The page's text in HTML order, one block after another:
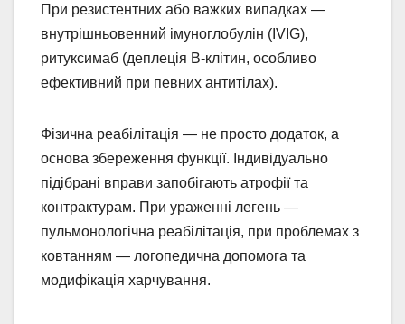
При резистентних або важких випадках —
внутрішньовенний імуноглобулін (IVIG),
ритуксимаб (деплеція B-клітин, особливо
ефективний при певних антитілах).
Фізична реабілітація — не просто додаток, а
основа збереження функції. Індивідуально
підібрані вправи запобігають атрофії та
контрактурам. При ураженні легень —
пульмонологічна реабілітація, при проблемах з
ковтанням — логопедична допомога та
модифікація харчування.